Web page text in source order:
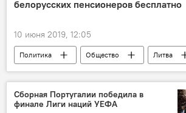
белорусских пенсионеров бесплатно
10 июня 2019, 12:05
Политика Общество
Литва
пенсионер
Белоруссия
Сборная Португалии победила в
финале Лиги наций УЕФА